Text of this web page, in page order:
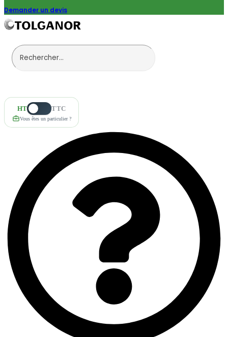
Demander un devis
HT TTC
Vous êtes un particulier ?